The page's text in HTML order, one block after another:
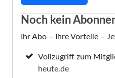
Noch kein
Ihr Abo – Ihre Vorteile –
Vollzugriff zum
heute.de